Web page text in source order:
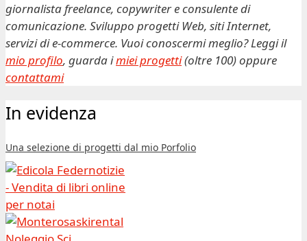
giornalista freelance, copywriter e consulente di
comunicazione. Sviluppo progetti Web, siti Internet,
servizi di e-commerce. Vuoi conoscermi meglio? Leggi il
mio profilo, guarda imiei progetti(oltre 100) oppure
contattami
In evidenza
Una selezione di progetti dal mio Porfolio